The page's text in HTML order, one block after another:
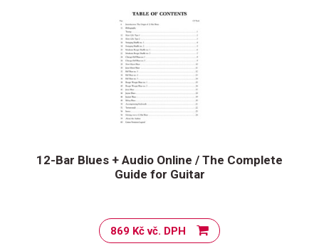
12-Bar Blues + Audio Online / The Complete
Guide for Guitar
869 Kč vč. DPH